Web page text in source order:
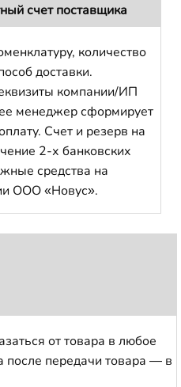
счет поставщика
количество
доставки.
компании/ИП
менеджер сформирует
Счет и резерв на
2-х банковских
средства на
ООО «Новус».
от товара в любое
после передачи товара — в